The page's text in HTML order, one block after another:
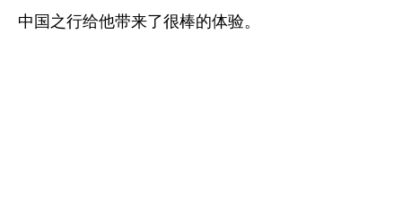
中国之行给他带来了很棒的体验。